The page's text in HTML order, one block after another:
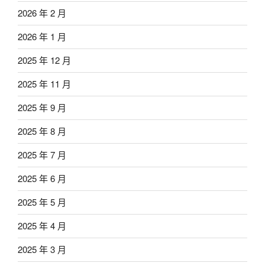
2026 年 2 月
2026 年 1 月
2025 年 12 月
2025 年 11 月
2025 年 9 月
2025 年 8 月
2025 年 7 月
2025 年 6 月
2025 年 5 月
2025 年 4 月
2025 年 3 月